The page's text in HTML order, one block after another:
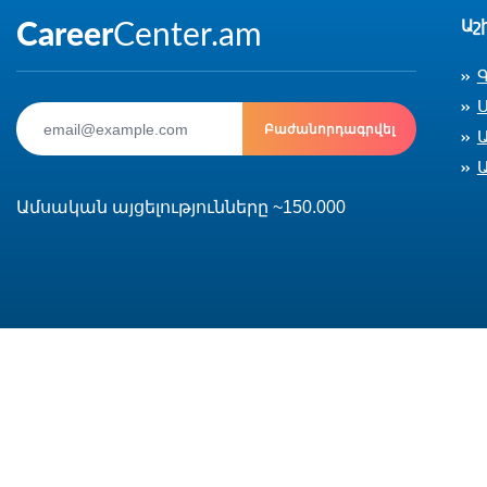
Բաժանորդագրվել
Ամսական այցելությունները ~150.000